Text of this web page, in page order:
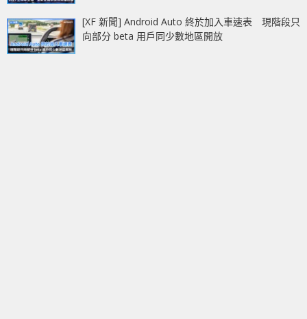
[XF 新聞] Android Auto 終於加入車速表 現階段只
向部分 beta 用戶同少數地區開放